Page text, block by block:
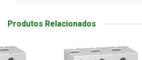
Produtos Relacionados